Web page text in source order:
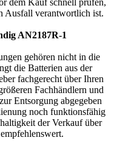
Ausfall verantwortlich ist.
AN2187R-1
gehören nicht in die
die Batterien aus der
fachgerecht über Ihren
Fachhändlern und
Entsorgung abgegeben
noch funktionsfähig
der Verkauf über